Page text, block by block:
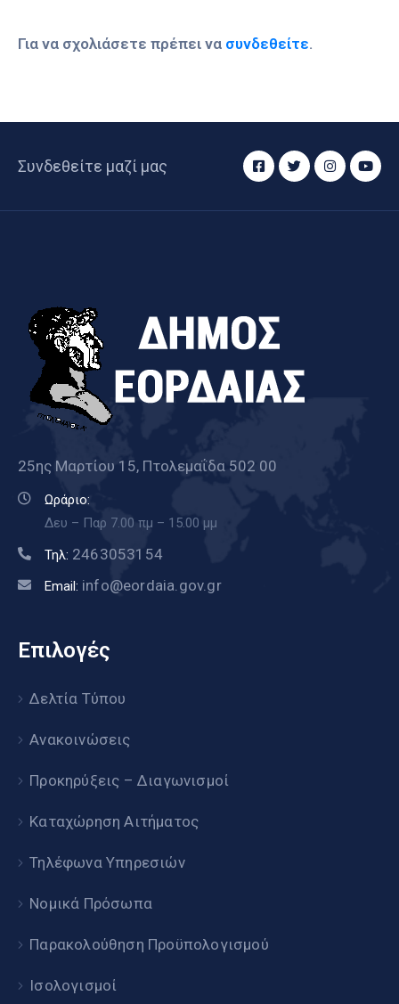
Για να σχολιάσετε πρέπει να συνδεθείτε.
Συνδεθείτε μαζί μας
25ης Μαρτίου 15, Πτολεμαΐδα 502 00
Ωράριο:
Δευ – Παρ 7.00 πμ – 15.00 μμ
Τηλ: 2463053154
Email: info@eordaia.gov.gr
Επιλογές
Δελτία Τύπου
Ανακοινώσεις
Προκηρύξεις – Διαγωνισμοί
Καταχώρηση Αιτήματος
Τηλέφωνα Υπηρεσιών
Νομικά Πρόσωπα
Παρακολούθηση Προϋπολογισμού
Ισολογισμοί